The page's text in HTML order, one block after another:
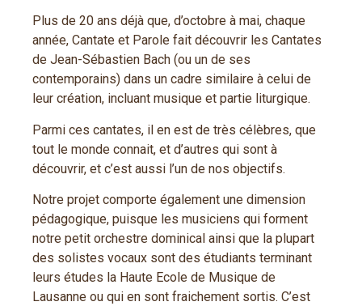
Plus de 20 ans déjà que, d’octobre à mai, chaque
année, Cantate et Parole fait découvrir les Cantates
de Jean-Sébastien Bach (ou un de ses
contemporains) dans un cadre similaire à celui de
leur création, incluant musique et partie liturgique.
Parmi ces cantates, il en est de très célèbres, que
tout le monde connait, et d’autres qui sont à
découvrir, et c’est aussi l’un de nos objectifs.
Notre projet comporte également une dimension
pédagogique, puisque les musiciens qui forment
notre petit orchestre dominical ainsi que la plupart
des solistes vocaux sont des étudiants terminant
leurs études la Haute Ecole de Musique de
Lausanne ou qui en sont fraichement sortis. C’est